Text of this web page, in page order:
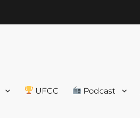
UFCC Podcast